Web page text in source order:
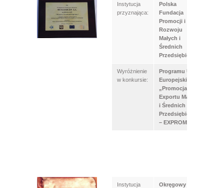
Instytucja
przyznająca:
Polska
Fundacja
Promocji i
Rozwoju
Małych i
Średnich
Przedsiębiorstw
Wyróżnienie
w konkursie:
Programu Unii
Europejskiej
„Promocja
Exportu Małych
i Średnich
Przedsiębiorstw
– EXPROM II”
Instytucja
Okręgowy